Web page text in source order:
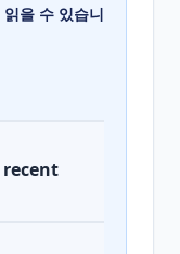
을 수 있습니
recent